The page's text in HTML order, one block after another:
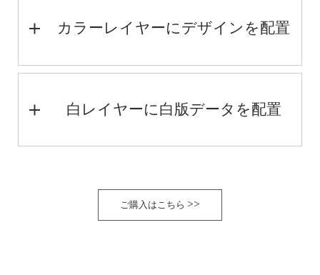
カラーレイヤーにデザインを配置
白レイヤーに白版データを配置
ご購入はこちら >>